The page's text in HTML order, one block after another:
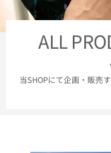
ALL
当SHOPにて企画・販売